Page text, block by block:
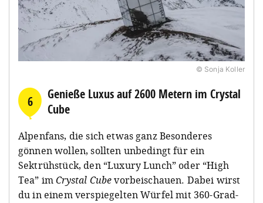
© Sonja Koller
6
Genieße Luxus auf 2600 Metern im Crystal
Cube
Alpenfans, die sich etwas ganz Besonderes
gönnen wollen, sollten unbedingt für ein
Sektrühstück, den “Luxury Lunch” oder “High
Tea” imCrystal Cubevorbeischauen. Dabei wirst
du in einem verspiegelten Würfel mit 360-Grad-